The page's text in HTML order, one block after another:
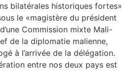
bilatérales historiques fortes»
le «magistère du président
Commission mixte Mali-
de la diplomatie malienne,
à l’arrivée de la délégation.
entre nos deux pays est